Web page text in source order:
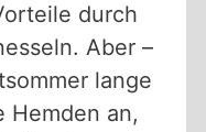
durch
Aber –
lange
Hemden an,